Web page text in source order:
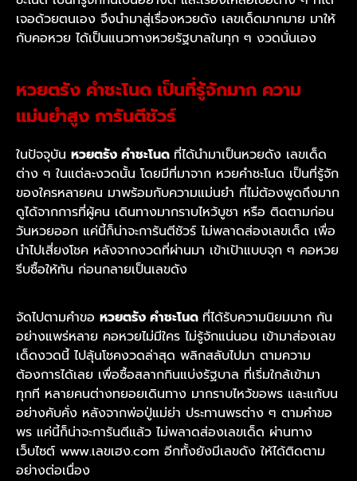
เจอด้วยตนเอง จึงนำมาสู่เรื่องหวยดัง เลขเด็ดมากมาย มาให้
กับคอหวย ได้เป็นแนวทางหวยรัฐบาลในทุก ๆ งวดนั่นเอง
หวยตรัง คำชะโนด เป็นที่รู้จักมาก ความ
แม่นยำสูง การันตีชัวร์
ในปัจจุบัน หวยตรัง คำชะโนด ที่ได้นำมาเป็นหวยดัง เลขเด็ด
ต่าง ๆ ในแต่ละงวดนั้น โดยมีที่มาจาก หวยคำชะโนด เป็นที่รู้จัก
ของใครหลายคน มาพร้อมกับความแม่นยำ ที่ไม่ต้องพูดถึงมาก
ดูได้จากการที่ผู้คน เดินทางมากราบไหว้บูชา หรือ ติดตามก่อน
วันหวยออก แค่นี้ก็น่าจะการันตีชัวร์ ไม่พลาดส่องเลขเด็ด เพื่อ
นำไปเสี่ยงโชค หลังจากงวดที่ผ่านมา เข้าเป้าแบบจุก ๆ คอหวย
รีบซื้อให้ทัน ก่อนกลายเป็นเลขดัง
จัดไปตามคำขอ หวยตรัง คำชะโนด ที่ได้รับความนิยมมาก กัน
อย่างแพร่หลาย คอหวยไม่มีใคร ไม่รู้จักแน่นอน เข้ามาส่องเลข
เด็ดงวดนี้ ไปลุ้นโชคงวดล่าสุด พลิกสลับไปมา ตามความ
ต้องการได้เลย เพื่อซื้อสลากกินแบ่งรัฐบาล ที่เริ่มใกล้เข้ามา
ทุกที หลายคนต่างทยอยเดินทาง มากราบไหว้ขอพร และแก้บน
อย่างคับคั่ง หลังจากพ่อปู่แม่ย่า ประทานพรต่าง ๆ ตามคำขอ
พร แค่นี้ก็น่าจะการันตีแล้ว ไม่พลาดส่องเลขเด็ด ผ่านทาง
เว็บไซต์ www.เลขเฮง.com อีกทั้งยังมีเลขดัง ให้ได้ติดตาม
อย่างต่อเนื่อง